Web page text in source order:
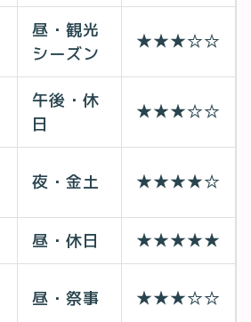
昼・観光
シーズン
★★★☆☆
午後・休
日
★★★☆☆
夜・金土 ★★★★☆
昼・休日 ★★★★★
昼・祭事 ★★★☆☆